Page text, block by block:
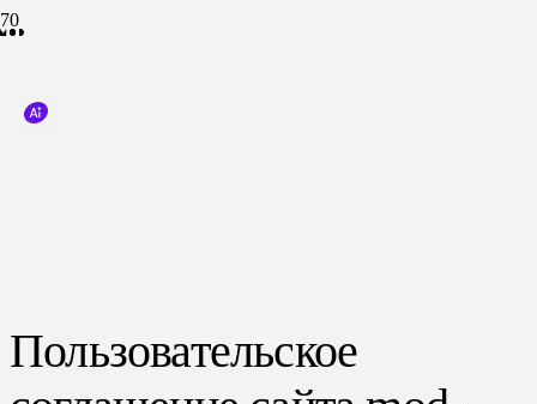
Пользовательское